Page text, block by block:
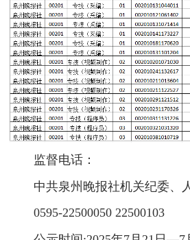
监督电话：
中共泉州晚报社机关纪委、
0595-22500050 22500103